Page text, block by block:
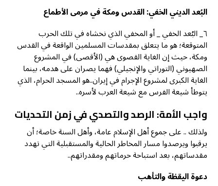
البُعد الديني الخفي: القدس ومكة في مرمى الأطماع
٦_ البُعد الخفي _ أو المخفي الذي نخشاه في تلك الحرب
المتوقعة؛ هو ما يتعلق بمقدسات المسلمين الواقعة في القدس
ومكة، حيث إن الغاية القصوى هي (الأقصى) في المشروع
الصهيوني (التوراتي والإنجيلي) فهما يصران على هدمه، بينما
الغاية الكبرى لمشروع الإجرام في إيران..هو المسجد الحرام، الذي
يتوطأ شيعة الفرس مع شيعة العرب لأسره..
واجب الأمة: الرصد والتصدي في زمن التحديات
ولذلك .. على جموع أهل الإسلام عامة، وأهل السنة خاصة؛ أن
يرقبوا ويرصدوا مسار المخاطر الحالية والمستقبلية التي تهدد
مقدساتهم، بعد استباحة حرماتهم ومقدراتهم..
دعوة اليقظة والتأهب